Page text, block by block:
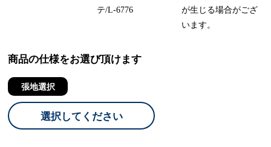
テ/L-6776
が生じる場合がござ
います。
商品の仕様をお選び頂けます
張地選択
選択してください